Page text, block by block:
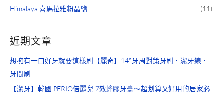
Himalaya 喜馬拉雅粉晶鹽 (11)
近期文章
想擁有一口好牙就要這樣刷【麗奇】14°牙周對策牙刷．潔牙線．
牙間刷
【潔牙】韓國 PERIO倍麗兒 7效蜂膠牙膏～超划算又好用的居家必